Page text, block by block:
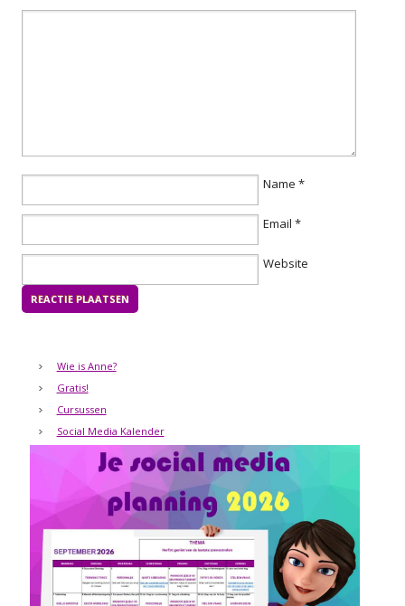
Name *
Email *
Website
Wie is Anne?
Gratis!
Cursussen
Social Media Kalender